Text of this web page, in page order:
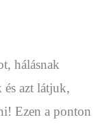
hálásnak
és azt látjuk,
Ezen a ponton